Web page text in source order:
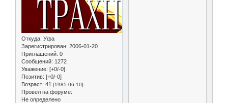
Откуда: Уфа
Зарегистрирован: 2006-01-20
Приглашений: 0
Сообщений: 1272
Уважение: [+0/-0]
Позитив: [+0/-0]
Возраст: 41 [1985-06-10]
Провел на форуме:
Не определено